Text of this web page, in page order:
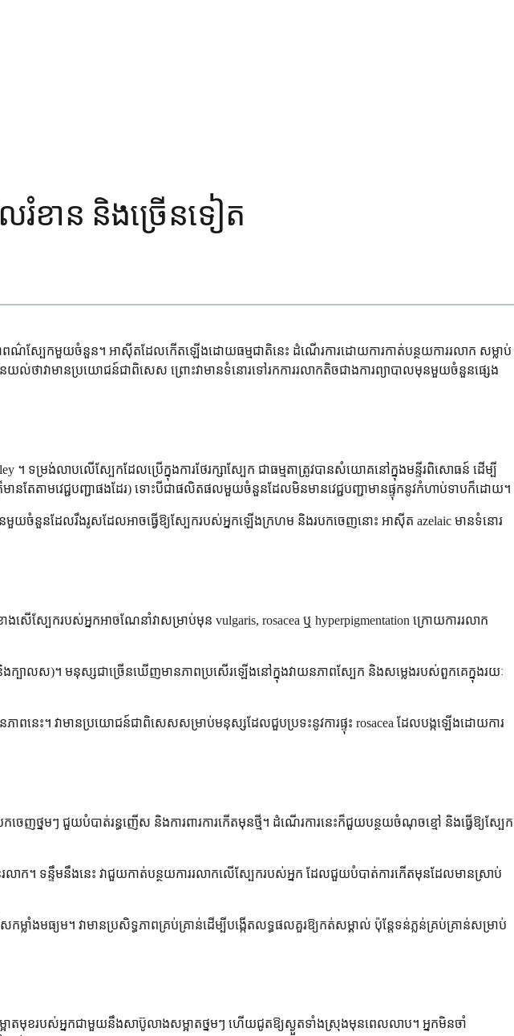
លរំខាន និងច្រើនទៀត
ពណ៌ស្បែកមួយចំនួន។ អាស៊ីតដែលកើតឡើងដោយធម្មជាតិនេះ ដំណើរការដោយការកាត់បន្ថយការរលាក សម្លាប់
ថាវាមានប្រយោជន៍ជាពិសេស ព្រោះវាមានទំនោរទៅរកការរលាកតិចជាងការព្យាបាលមុនមួយចំនួនផ្សេង
ម្រង់លាបលើស្បែកដែលប្រើក្នុងការថែរក្សាស្បែក ជាធម្មតាត្រូវបានសំយោគនៅក្នុងមន្ទីរពិសោធន៍ ដើម្បី
មានតែតាមវេជ្ជបញ្ជាផងដែរ) ទោះបីជាផលិតផលមួយចំនួនដែលមិនមានវេជ្ជបញ្ជាមានផ្ទុកនូវកំហាប់ទាបក៏ដោយ។
មុនមួយចំនួនដែលរឹងរូសដែលអាចធ្វើឱ្យស្បែករបស់អ្នកឡើងក្រហម និងរបកចេញនោះ អាស៊ីត azelaic មានទំនោរ
ស្បែករបស់អ្នកអាចណែនាំវាសម្រាប់មុន vulgaris, rosacea ឬ hyperpigmentation ក្រោយការរលាក
បាលស)។ មនុស្សជាច្រើនឃើញមានភាពប្រសើរឡើងនៅក្នុងវាយនភាពស្បែក និងសម្លេងរបស់ពួកគេក្នុងរយៈ
េះ។ វាមានប្រយោជន៍ជាពិសេសសម្រាប់មនុស្សដែលជួបប្រទះនូវការផ្ទុះ rosacea ដែលបង្កឡើងដោយការ
ចេញថ្នមៗ ជួយបំបាត់រន្ធញើស និងការពារការកើតមុនថ្មី។ ដំណើរការនេះក៏ជួយបន្ថយចំណុចខ្មៅ និងធ្វើឱ្យស្បែក
ាក។ ទន្ទឹមនឹងនេះ វាជួយកាត់បន្ថយការរលាកលើស្បែករបស់អ្នក ដែលជួយបំបាត់ការកើតមុនដែលមានស្រាប់
លាំងមធ្យម។ វាមានប្រសិទ្ធភាពគ្រប់គ្រាន់ដើម្បីបង្កើតលទ្ធផលគួរឱ្យកត់សម្គាល់ ប៉ុន្តែទន់ភ្លន់គ្រប់គ្រាន់សម្រាប់
ាតមុខរបស់អ្នកជាមួយនឹងសាប៊ូលាងសម្អាតថ្នមៗ ហើយជូតឱ្យស្ងួតទាំងស្រុងមុនពេលលាប។ អ្នកមិនចាំ